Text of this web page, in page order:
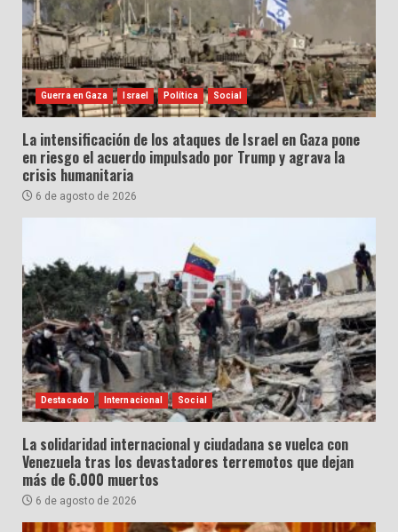
Guerra en Gaza Israel Política Social
La intensificación de los ataques de Israel en Gaza pone
en riesgo el acuerdo impulsado por Trump y agrava la
crisis humanitaria
6 de agosto de 2026
Destacado Internacional Social
La solidaridad internacional y ciudadana se vuelca con
Venezuela tras los devastadores terremotos que dejan
más de 6.000 muertos
6 de agosto de 2026